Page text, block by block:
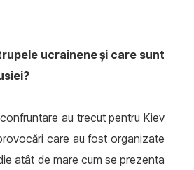
ucrainene și care sunt
au trecut pentru Kiev
care au fost organizate
atât de mare cum se prezenta